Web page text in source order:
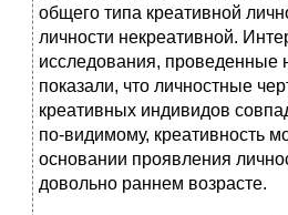
общего типа креативной
личности некреативной.
исследования, проведенные
показали, что личностные
креативных индивидов
по-видимому, креативность
основании проявления
довольно раннем возрасте.